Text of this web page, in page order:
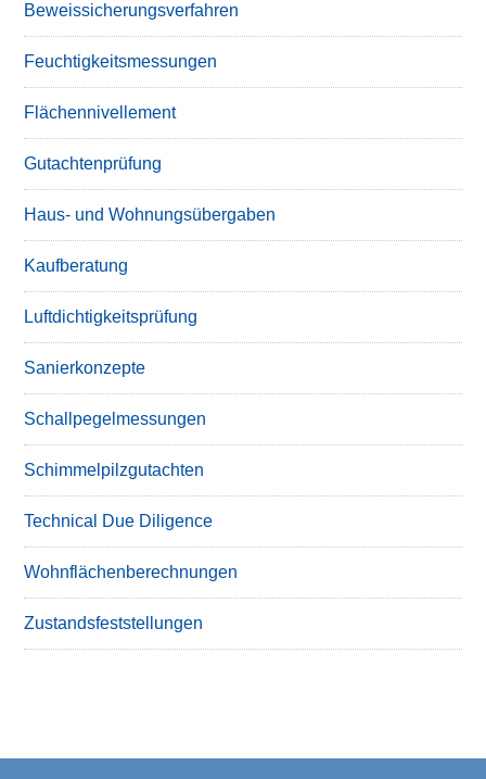
Beweissicherungsverfahren
Feuchtigkeitsmessungen
Flächennivellement
Gutachtenprüfung
Haus- und Wohnungsübergaben
Kaufberatung
Luftdichtigkeitsprüfung
Sanierkonzepte
Schallpegelmessungen
Schimmelpilzgutachten
Technical Due Diligence
Wohnflächenberechnungen
Zustandsfeststellungen